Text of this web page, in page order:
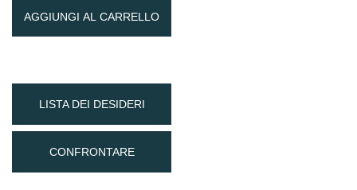
AGGIUNGI AL CARRELLO
LISTA DEI DESIDERI
CONFRONTARE